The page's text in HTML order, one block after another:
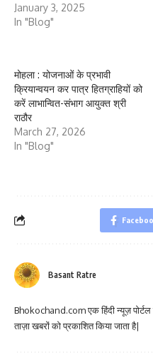
January 3, 2025
In "Blog"
मोहला : योजनाओं के प्रभावी
क्रियान्वयन कर पात्र हितग्राहियों को
करें लाभान्वित-संभाग आयुक्त श्री
राठौर
March 27, 2026
In "Blog"
Basant Ratre
Bhokochand.com एक हिंदी न्यूज़ पोर्टल
ताज़ा खबरों को प्रकाशित किया जाता है|